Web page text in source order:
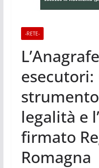
-RETE-
esecutori:
legalità e
firmato
Romagna